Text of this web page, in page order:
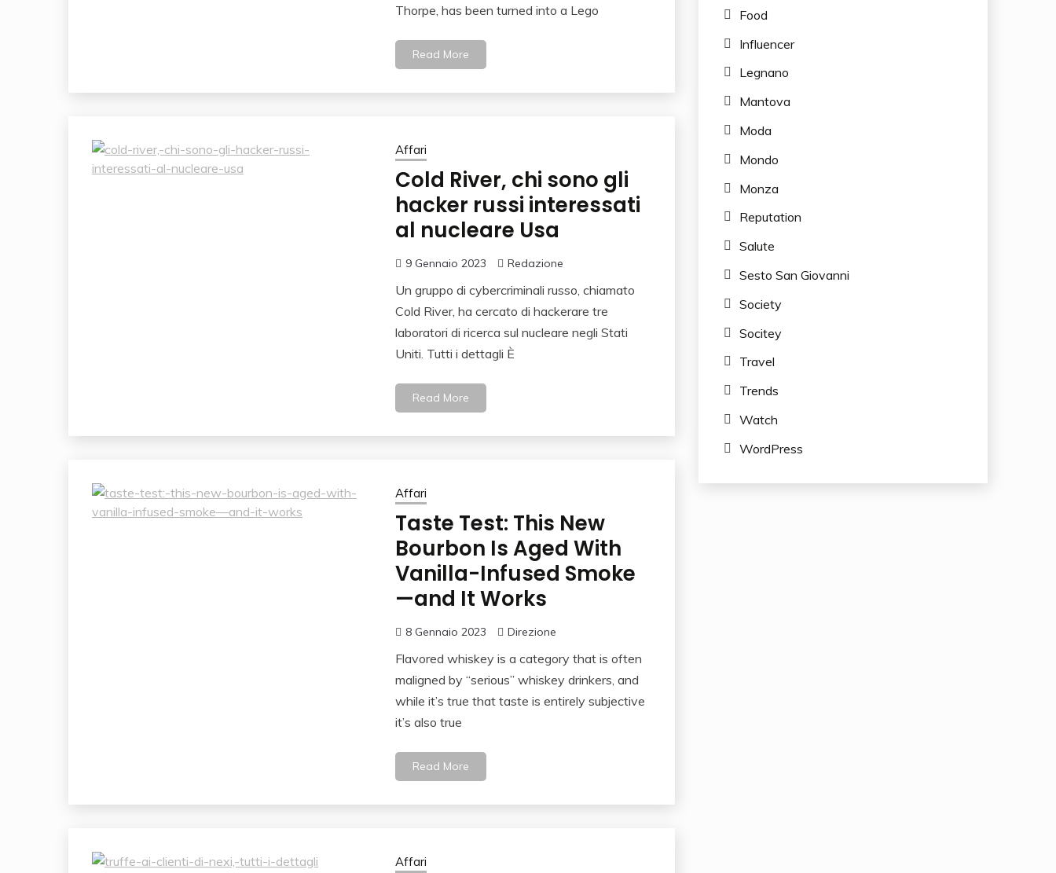
Thorpe, has been turned into a Lego
Read More
Affari
Cold River, chi sono gli
hacker russi interessati
al nucleare Usa
9 Gennaio 2023 Redazione
Un gruppo di cybercriminali russo, chiamato
Cold River, ha cercato di hackerare tre
laboratori di ricerca sul nucleare negli Stati
Uniti. Tutti i dettagli È
Read More
Affari
Taste Test: This New
Bourbon Is Aged With
Vanilla-Infused Smoke
—and It Works
8 Gennaio 2023 Direzione
Flavored whiskey is a category that is often
maligned by “serious” whiskey drinkers, and
while it’s true that taste is entirely subjective
it’s also true
Read More
Affari
Food
Influencer
Legnano
Mantova
Moda
Mondo
Monza
Reputation
Salute
Sesto San Giovanni
Society
Socitey
Travel
Trends
Watch
WordPress